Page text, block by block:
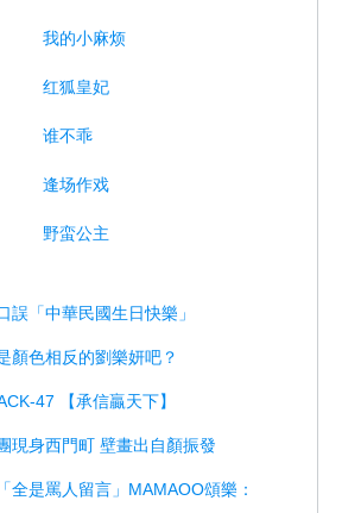
我的小麻烦
红狐皇妃
谁不乖
逢场作戏
野蛮公主
誤「中華民國生日快樂」
顏色相反的劉樂妍吧？
47 【承信贏天下】
現身西門町 壁畫出自顏振發
全是罵人留言」MAMAOO頌樂：